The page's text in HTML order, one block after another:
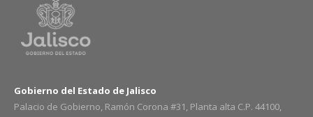
Gobierno del Estado de Jalisco
Palacio de Gobierno, Ramón Corona #31, Planta alta C.P. 44100,